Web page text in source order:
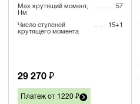
Max крутящий момент,
Нм
57
Число ступеней
крутящего момента
15+1
29 270 ₽
Платеж от 1220 ₽